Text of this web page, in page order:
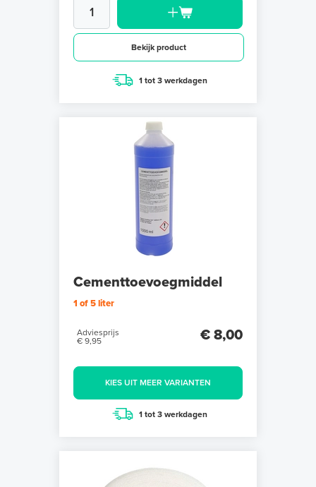
Bekijk product
1 tot 3 werkdagen
Cementtoevoegmiddel
1 of 5 liter
Adviesprijs
€ 9,95
€ 8,00
KIES UIT MEER VARIANTEN
1 tot 3 werkdagen